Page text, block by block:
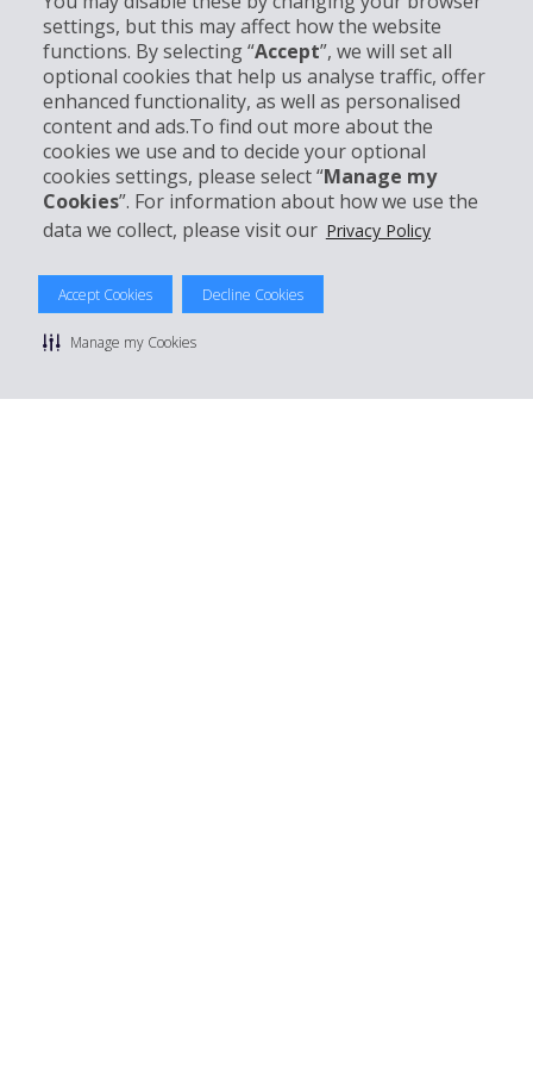
settings, but this may affect how the website
functions. By selecting “Accept”, we will set all
optional cookies that help us analyse traffic, offer
enhanced functionality, as well as personalised
content and ads.To find out more about the
cookies we use and to decide your optional
cookies settings, please select “Manage my
Cookies”. For information about how we use the
data we collect, please visit our Privacy Policy
Accept Cookies Decline Cookies
Manage my Cookies
Partner
Kundenservice
Mieten bei Hertz
© 2026 The Hertz System, Inc.
Datenschutzrichtlinie | Nutzungsbedingungen
Sitemap Cookies verwalten